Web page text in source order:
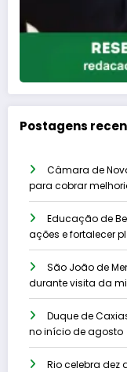
Postagens
Câmara de
para cobrar
Educação de
ações e fortalecer
São João de
durante visita da
Duque de
no início de agosto
Rio celebra dez